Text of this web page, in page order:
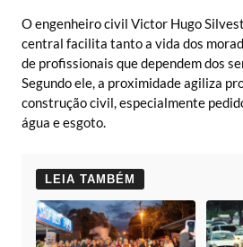
O engenheiro civil Victor Hugo
central facilita tanto a vida dos
de profissionais que dependem dos
Segundo ele, a proximidade agiliza
construção civil, especialmente
água e esgoto.
LEIA TAMBÉM